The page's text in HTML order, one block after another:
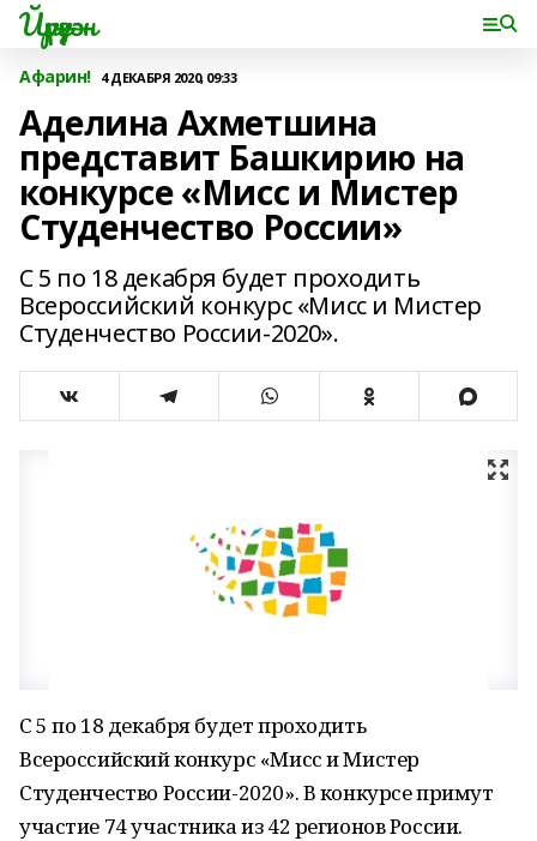
Йүрүҙән
Афарин! 4 ДЕКАБРЯ 2020, 09:33
Аделина Ахметшина
представит Башкирию на
конкурсе «Мисс и Мистер
Студенчество России»
С 5 по 18 декабря будет проходить
Всероссийский конкурс «Мисс и Мистер
Студенчество России-2020».
С 5 по 18 декабря будет проходить
Всероссийский конкурс «Мисс и Мистер
Студенчество России-2020». В конкурсе примут
участие 74 участника из 42 регионов России.